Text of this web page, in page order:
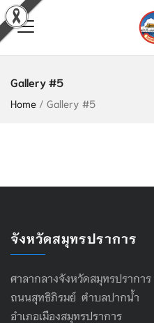
Gallery #5
Home / Gallery #5
จังหวัดสมุทรปราการ
ศาลากลางจังหวัดสมุทรปราการ
ถนนสุทธิภิรมย์ ตำบลปากน้ำ
อำเภอเมืองสมุทรปราการ